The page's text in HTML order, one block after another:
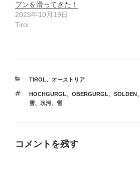
プンを滑ってきた！
2025年10月19日
Tirol
カ
ゴ
リ
TIROL、 オーストリア
タ
グ
HOCHGURGL、 OBERGURGL、 SÖLDEN、
雪、 氷河、 雪
コメントを残す